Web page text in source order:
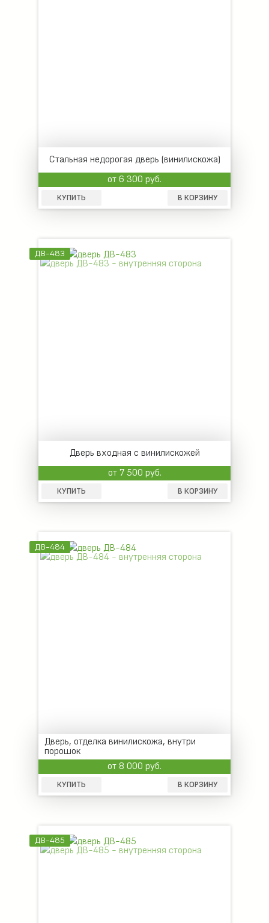
Стальная недорогая дверь (винилискожа)
от 6 300 руб.
КУПИТЬ В КОРЗИНУ
ДВ-483
Дверь входная с винилискожей
от 7 500 руб.
КУПИТЬ В КОРЗИНУ
ДВ-484
Дверь, отделка винилискожа, внутри
порошок
от 8 000 руб.
КУПИТЬ В КОРЗИНУ
ДВ-485